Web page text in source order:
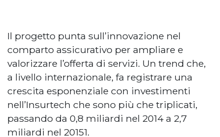
Il progetto punta sull’innovazione nel
comparto assicurativo per ampliare e
valorizzare l’offerta di servizi. Un trend che,
a livello internazionale, fa registrare una
crescita esponenziale con investimenti
nell’Insurtech che sono più che triplicati,
passando da 0,8 miliardi nel 2014 a 2,7
miliardi nel 20151.